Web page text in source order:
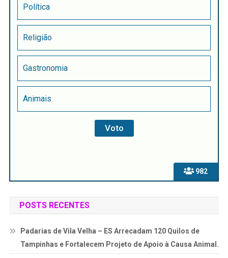
982
Política
Religião
Gastronomia
Animais
POSTS RECENTES
Padarias de Vila Velha – ES Arrecadam 120 Quilos de
Tampinhas e Fortalecem Projeto de Apoio à Causa Animal.